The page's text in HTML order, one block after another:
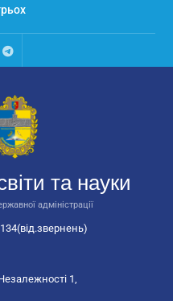
Talegram
та науки
адміністрації
1,